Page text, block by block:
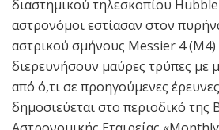
διαστημικού τηλεσκοπίου Hubble
αστρονόμοι εστίασαν στον
αστρικού σμήνους Messier 4 (M4)
διερευνήσουν μαύρες τρύπες με
από ό,τι σε προηγούμενες
δημοσιεύεται στο περιοδικό της